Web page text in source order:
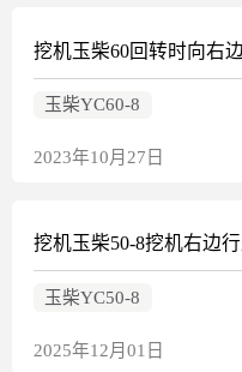
玉柴YC60-8
2023年10月27日
挖机玉柴50-8挖机右边
玉柴YC50-8
2025年12月01日